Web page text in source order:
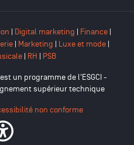
| Digital marketing | Finance |
| Marketing | Luxe et mode|
| RH | PSB
un programme de l'ESGCI -
supérieur technique
non conforme